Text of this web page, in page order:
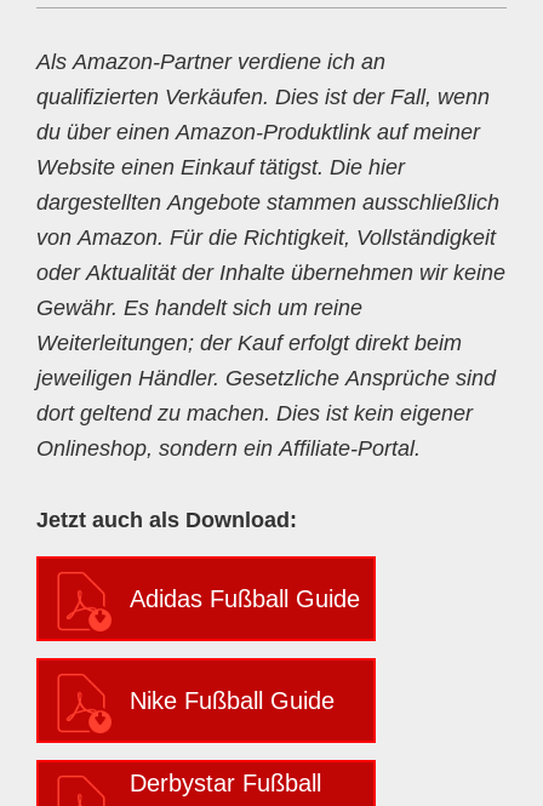
Als Amazon-Partner verdiene ich an
qualifizierten Verkäufen. Dies ist der Fall, wenn
du über einen Amazon-Produktlink auf meiner
Website einen Einkauf tätigst. Die hier
dargestellten Angebote stammen ausschließlich
von Amazon. Für die Richtigkeit, Vollständigkeit
oder Aktualität der Inhalte übernehmen wir keine
Gewähr. Es handelt sich um reine
Weiterleitungen; der Kauf erfolgt direkt beim
jeweiligen Händler. Gesetzliche Ansprüche sind
dort geltend zu machen. Dies ist kein eigener
Onlineshop, sondern ein Affiliate-Portal.
Jetzt auch als Download:
Adidas Fußball Guide
Nike Fußball Guide
Derbystar Fußball